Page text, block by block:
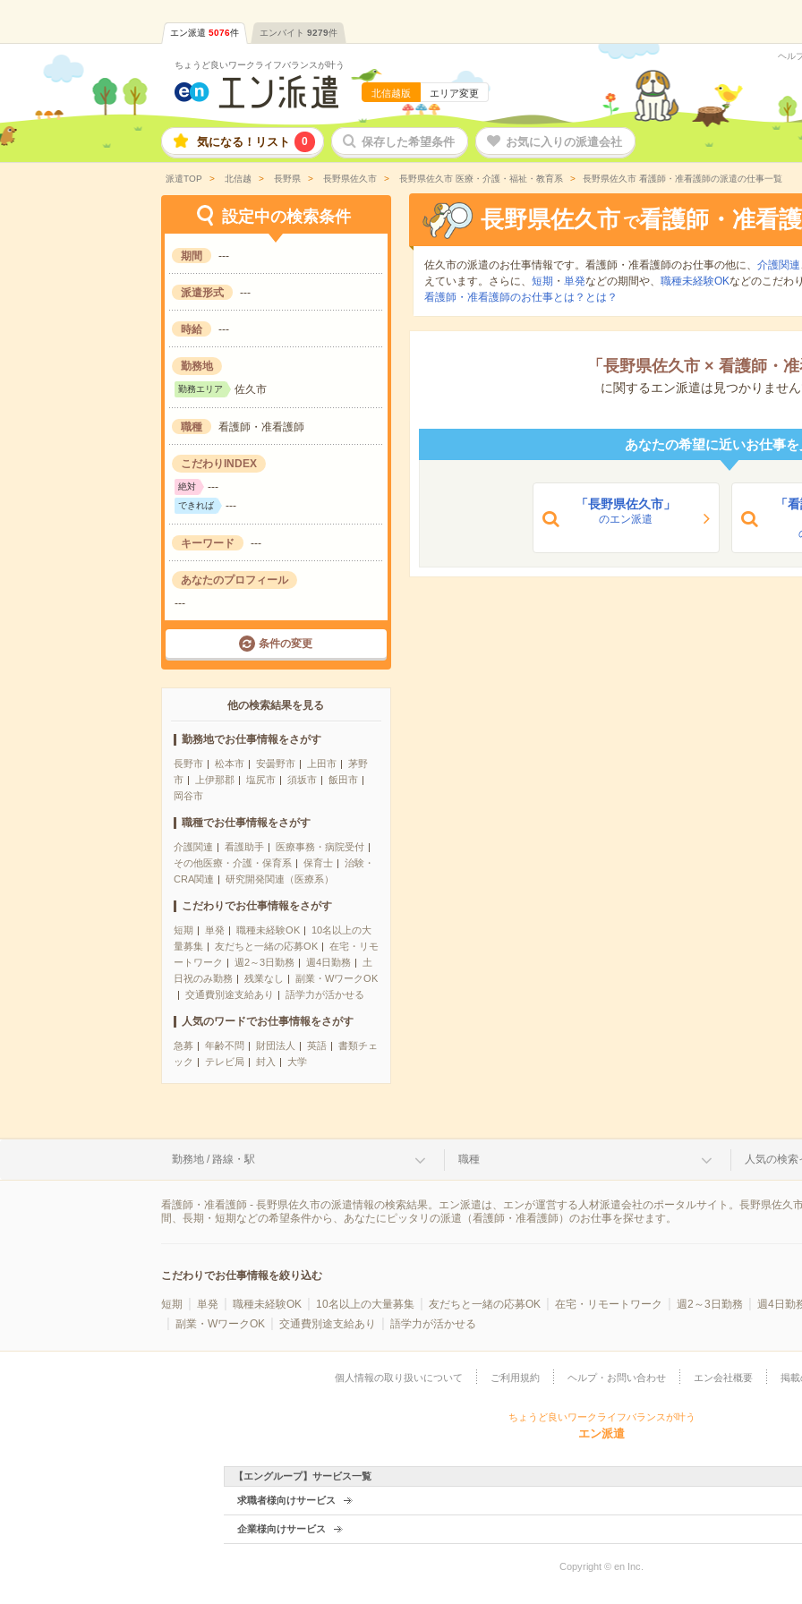
エン派遣 5076件 エンバイト 9279件
ちょうど良いワークライフバランスが叶う
北信越版 エリア変更
ヘル
気になる！リスト 0 保存した希望条件 お気に入りの派遣会社
派遣TOP 北信越 長野県 長野県佐久市 長野県佐久市 医療・介護・福祉・教育系 長野県佐久市 看護師・准看護師の派遣の仕事一覧
設定中の検索条件
期間 ---
派遣形式 ---
時給 ---
勤務地
勤務エリア 佐久市
職種 看護師・准看護師
こだわりINDEX
絶対 ---
できれば ---
キーワード ---
あなたのプロフィール
---
条件の変更
他の検索結果を見る
勤務地でお仕事情報をさがす
長野市 松本市 安曇野市 上田市
茅野
市
上伊那郡 塩尻市 須坂市
飯田市
岡谷市
職種でお仕事情報をさがす
介護関連 看護助手
医療事務・病院受付
その他医療・介護・保育系
保育士
治験・
CRA関連
研究開発関連（医療系）
こだわりでお仕事情報をさがす
短期 単発 職種未経験OK
10名以上の大
量募集
友だちと一緒の応募OK
在宅・リモ
ートワーク
週2～3日勤務 週4日勤務
土
日祝のみ勤務
残業なし
副業・WワークOK
交通費別途支給あり
語学力が活かせる
人気のワードでお仕事情報をさがす
急募 年齢不問 財団法人 英語
書類チェ
ック
テレビ局 封入 大学
長野県佐久市 で看護師・准看
佐久市の派遣のお仕事情報です。看護師・准看護師のお仕事の他に、 介護関連
えています。さらに、 短期 ・ 単発などの期間や、 職種未経験OKなどのこだわ
看護師・准看護師のお仕事とは？とは？
「 長野県佐久市 × 看護師・
に関するエン派遣は見つかりません
あなたの希望に近いお仕事を
「長野県佐久市」
のエン派遣
「
勤務地 / 路線・駅 職種 人気の検索
看護師・准看護師 - 長野県佐久市の派遣情報の検索結果。エン派遣は、エンが運営する人材派遣会社のポータルサイト。長野県佐久
間、長期・短期などの希望条件から、あなたにピッタリの派遣（看護師・准看護師）のお仕事を探せます。
こだわりでお仕事情報を絞り込む
短期 単発 職種未経験OK 10名以上の大量募集 友だちと一緒の応募OK 在宅・リモートワーク 週2～3日勤務 週4日勤
副業・WワークOK
交通費別途支給あり 語学力が活かせる
個人情報の取り扱いについて ご利用規約 ヘルプ・お問い合わせ エン会社概要 掲載
ちょうど良いワークライフバランスが叶う
エン派遣
【エングループ】サービス一覧
求職者様向けサービス
企業様向けサービス
Copyright © en Inc.